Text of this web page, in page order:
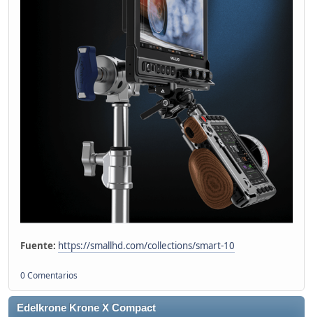
Fuente: https://smallhd.com/collections/smart-10
0 Comentarios
Edelkrone Krone X Compact